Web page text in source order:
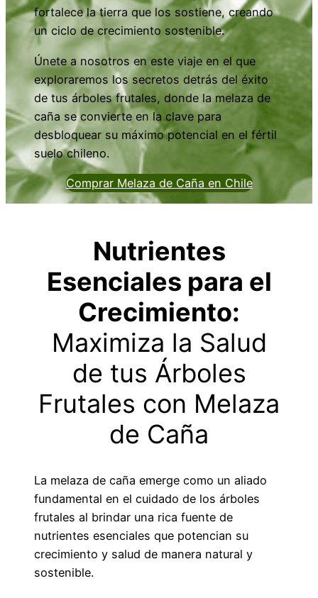
fortalece la tierra que los sostiene, creando
un ciclo de crecimiento sostenible.
Únete a nosotros en este viaje en el que
exploraremos los secretos detrás del éxito
de tus árboles frutales, donde la melaza de
caña se convierte en la clave para
desbloquear su máximo potencial en el fértil
suelo chileno.
Comprar Melaza de Caña en Chile
Nutrientes
Esenciales para el
Crecimiento:
Maximiza la Salud
de tus Árboles
Frutales con Melaza
de Caña
La melaza de caña emerge como un aliado
fundamental en el cuidado de los árboles
frutales al brindar una rica fuente de
nutrientes esenciales que potencian su
crecimiento y salud de manera natural y
sostenible.